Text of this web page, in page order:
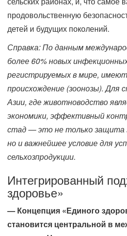
продовольственную
детей и будущих поколений.
Справка: По данным
более 60% новых
регистрируемых в мире,
происхождение (зоонозы). Для
Азии, где животноводство
экономики, эффективный
стад — это не только защита
но и важнейшее условие для
сельхозпродукции.
Интегрированный
здоровье»
— Концепция «Единого
становится центральной в